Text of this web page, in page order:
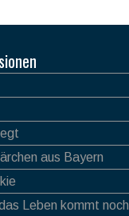
aus Bayern
Leben kommt noch